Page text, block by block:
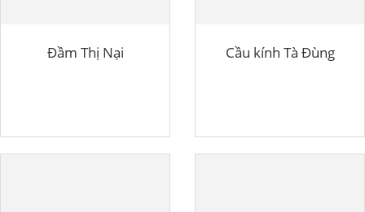
Đầm Thị Nại Cầu kính Tà Đùng